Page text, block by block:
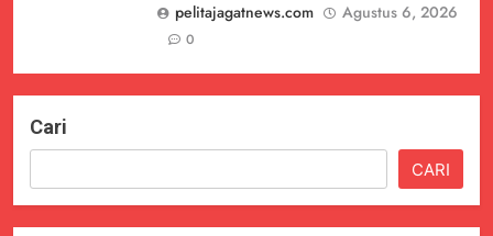
pelitajagatnews.com
Agustus 6, 2026
0
Cari
CARI